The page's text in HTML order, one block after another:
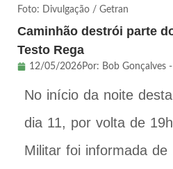
Foto: Divulgação / Getran
Caminhão destrói parte
Testo Rega
12/05/2026Por: Bob Gonçalves
No início da noite
dia 11, por volta de
Militar foi informada